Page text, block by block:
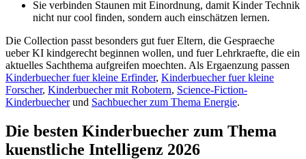
Sie verbinden Staunen mit Einordnung, damit Kinder Technik
nicht nur cool finden, sondern auch einschätzen lernen.
Die Collection passt besonders gut fuer Eltern, die Gespraeche
ueber KI kindgerecht beginnen wollen, und fuer Lehrkraefte, die ein
aktuelles Sachthema aufgreifen moechten. Als Ergaenzung passen
Kinderbuecher fuer kleine Erfinder, Kinderbuecher fuer kleine
Forscher, Kinderbuecher mit Robotern, Science-Fiction-
Kinderbuecherund Sachbuecher zum Thema Energie.
Die besten Kinderbuecher zum Thema
kuenstliche Intelligenz 2026